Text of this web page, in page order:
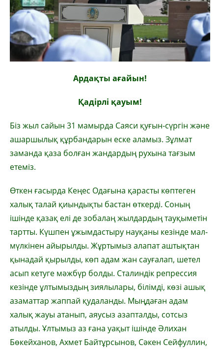
Ардақты ағайын!
Қадірлі қауым!
Біз жыл сайын 31 мамырда Саяси қуғын-сүргін және
ашаршылық құрбандарын еске аламыз. Зұлмат
заманда қаза болған жандардың рухына тағзым
етеміз.
Өткен ғасырда Кеңес Одағына қарасты көптеген
халық талай қиындықты бастан өткерді. Соның
ішінде қазақ елі де зобалаң жылдардың тауқыметін
тартты. Күшпен ұжымдастыру науқаны кезінде мал-
мүлкінен айырылды. Жұртымыз алапат аштықтан
қынадай қырылды, көп адам жан сауғалап, шетел
асып кетуге мәжбүр болды. Сталиндік репрессия
кезінде ұлтымыздың зиялылары, білімді, көзі ашық
азаматтар жаппай қудаланды. Мыңдаған адам
халық жауы атанып, аяусыз азапталды, сотсыз
атылды. Ұлтымыз аз ғана уақыт ішінде Әлихан
Бөкейханов, Ахмет Байтұрсынов, Сәкен Сейфуллин,